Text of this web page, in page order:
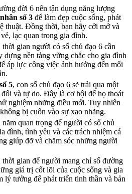
đời 6 nên tận dụng năng lượng
số 3 để làm đẹp cuộc sống, phát
thuật. Đồng thời, bạn hãy cởi mở và
lạc quan trong gia đình.
thời gian người có số chủ đạo 6 cần
dựng nền tảng vững chắc cho gia đình
áp lực công việc ảnh hưởng đến mối
5, con số chủ đạo 6 sẽ trải qua một
đổi và tự do. Đây là cơ hội để họ thoát
nghiệm những điều mới. Tuy nhiên
bị cuốn vào sự xao nhãng.
năm quan trọng để người có số chủ
đình, tình yêu và các trách nhiệm cá
giúp đỡ và chăm sóc những người
thời gian để người mang chỉ số đường
giá trị cốt lõi của cuộc sống và gia
lý tưởng để phát triển tinh thần và bản